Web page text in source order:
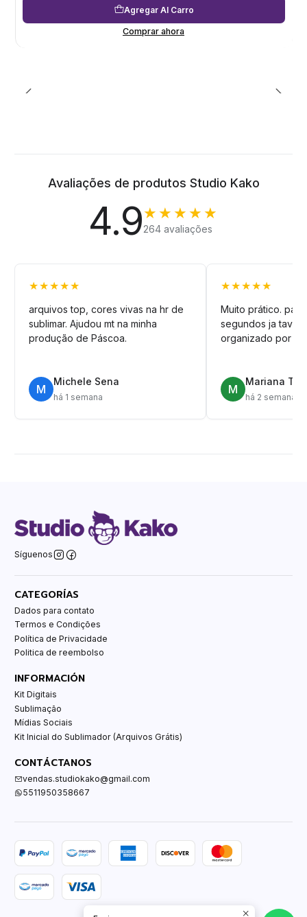
Agregar Al Carro
Comprar ahora
Avaliações de produtos Studio Kako
4.9★★★★★
264 avaliações
★★★★★
arquivos top, cores vivas na hr de
sublimar. Ajudou mt na minha
produção de Páscoa.
M
Michele Sena
há 1 semana
★★★★★
Muito prático.
segundos ja tava
organizado por
M
Mariana T.
há 2 semanas
Síguenos
CATEGORÍAS
Dados para contato
Termos e Condições
Política de Privacidade
Politica de reembolso
INFORMACIÓN
Kit Digitais
Sublimação
Mídias Sociais
Kit Inicial do Sublimador (Arquivos Grátis)
CONTÁCTANOS
vendas.studiokako@gmail.com
5511950358667